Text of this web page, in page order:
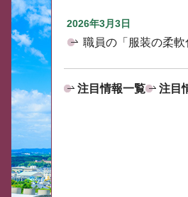
2026年3月3日
職員の「服装の柔軟
注目情報一覧 注目